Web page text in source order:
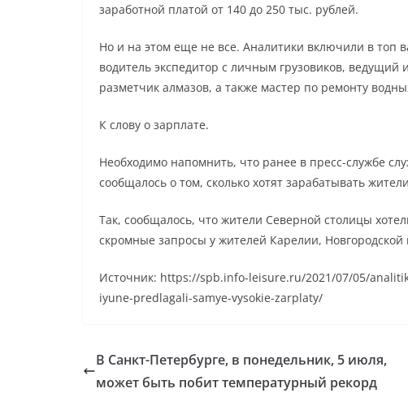
заработной платой от 140 до 250 тыс. рублей.
Но и на этом еще не все. Аналитики включили в топ
водитель экспедитор с личным грузовиков,
разметчик алмазов, а также мастер по ремонту
К слову о зарплате.
Необходимо напомнить, что ранее в пресс-службе
сообщалось о том, сколько хотят зарабатывать
Так, сообщалось, что жители Северной столицы
скромные запросы у жителей Карелии,
Источник: https://spb.info-leisure.ru/2021/07/05/
iyune-predlagali-samye-vysokie-zarplaty/
В Санкт-Петербурге, в понедельник, 5 июля,
может быть побит температурный рекорд